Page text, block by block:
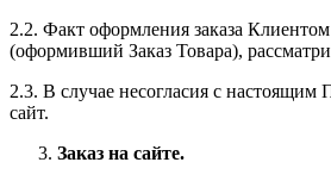
2.2. Факт оформления заказа
(оформивший Заказ Товара),
2.3. В случае несогласия с
сайт.
Заказ на сайте.